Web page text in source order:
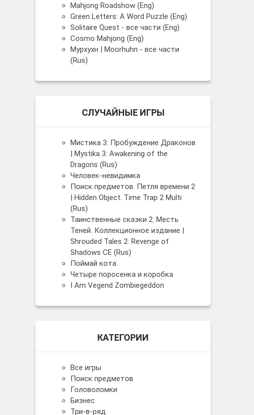
Mahjong Roadshow (Eng)
Green Letters: A Word Puzzle (Eng)
Solitaire Quest - все части (Eng)
Cosmo Mahjong (Eng)
Мурхухн | Moorhuhn - все части
(Rus)
СЛУЧАЙНЫЕ ИГРЫ
Мистика 3: Пробуждение Драконов
| Mystika 3: Awakening of the
Dragons (Rus)
Человек-невидимка
Поиск предметов. Петля времени 2
| Hidden Object. Time Trap 2 Multi
(Rus)
Таинственные сказки 2: Месть
Теней. Коллекционное издание |
Shrouded Tales 2: Revenge of
Shadows CE (Rus)
Поймай кота
Четыре поросенка и коробка
I Am Vegend Zombiegeddon
КАТЕГОРИИ
Все игры
Поиск предметов
Головоломки
Бизнес
Три-в-ряд